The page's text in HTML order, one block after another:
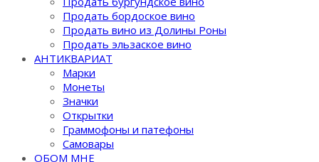
Продать бордоское вино
Продать вино из Долины Роны
Продать эльзаское вино
АНТИКВАРИАТ
Марки
Монеты
Значки
Открытки
Граммофоны и патефоны
Самовары
ОБОМ МНЕ